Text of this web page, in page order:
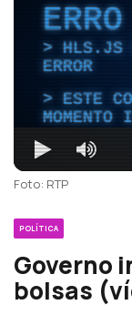
HLS.JS
ERROR
ESTE
MOMENTO
Foto: RTP
POLÍTICA
Governo
bolsas